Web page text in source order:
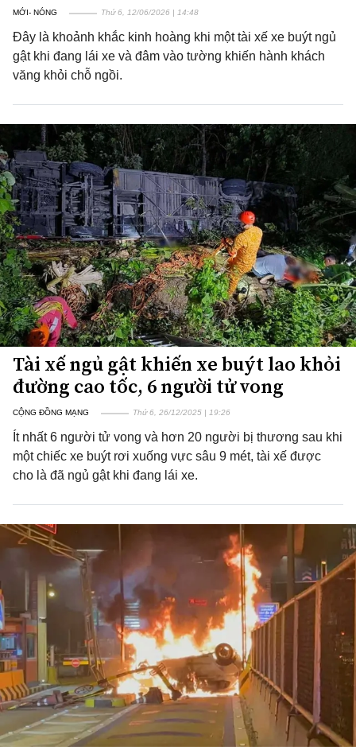
MỚI- NÓNG Thứ 6, 12/06/2026 | 14:48
Đây là khoảnh khắc kinh hoàng khi một tài xế xe buýt ngủ
gật khi đang lái xe và đâm vào tường khiến hành khách
văng khỏi chỗ ngồi.
Tài xế ngủ gật khiến xe buýt lao khỏi
đường cao tốc, 6 người tử vong
CỘNG ĐỒNG MẠNG Thứ 6, 26/12/2025 | 19:26
Ít nhất 6 người tử vong và hơn 20 người bị thương sau khi
một chiếc xe buýt rơi xuống vực sâu 9 mét, tài xế được
cho là đã ngủ gật khi đang lái xe.